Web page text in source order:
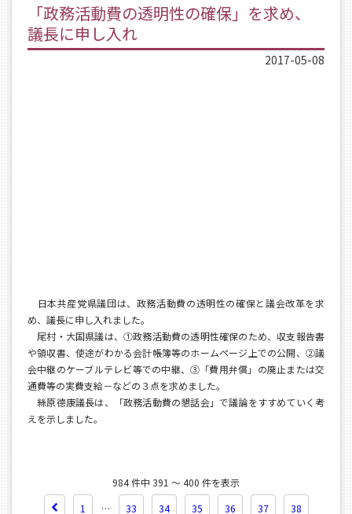
「政務活動費の透明性の確保」を求め、
議長に申し入れ
2017-05-08
日本共産党県議団は、政務活動費の透明性の確保と議会改革を求
め、議長に申し入れました。
尾村・大国県議は、①政務活動費の透明性確保のため、収支報告書
や領収書、使途がわかる会計帳簿等のホームページ上での公開、②議
会中継のケーブルテレビ等での中継、③「費用弁償」の廃止または交
通費等の実費支給－などの３点を求めました。
絲原德康議長は、「政務活動費の懇話会」で議論をすすめていく考
えを示しました。
984 件中 391 ～ 400 件を表示
1
… 33 34 35 36 37 38